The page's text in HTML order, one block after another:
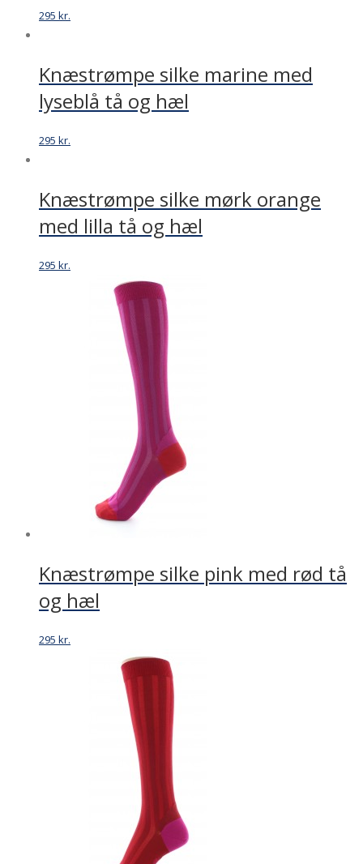
295 kr.
Knæstrømpe silke marine med
lyseblå tå og hæl
295 kr.
Knæstrømpe silke mørk orange
med lilla tå og hæl
295 kr.
Knæstrømpe silke pink med rød tå
og hæl
295 kr.